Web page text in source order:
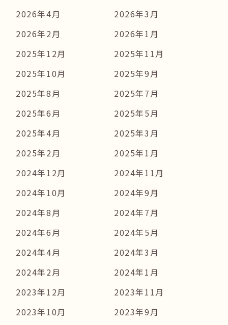
2026年4月
2026年3月
2026年2月
2026年1月
2025年12月
2025年11月
2025年10月
2025年9月
2025年8月
2025年7月
2025年6月
2025年5月
2025年4月
2025年3月
2025年2月
2025年1月
2024年12月
2024年11月
2024年10月
2024年9月
2024年8月
2024年7月
2024年6月
2024年5月
2024年4月
2024年3月
2024年2月
2024年1月
2023年12月
2023年11月
2023年10月
2023年9月